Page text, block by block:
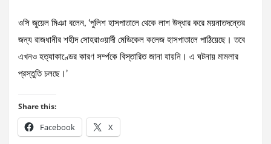
ওসি জুয়েল মিঞা বলেন, ‘পুলিশ হাসপাতালে থেকে লাশ উদ্ধার করে ময়নাতদন্তের
জন্য রাজধানীর শহীদ সোহরাওয়ার্দী মেডিকেল কলেজ হাসপাতালে পাঠিয়েছে। তবে
এখনও হত্যাকাণ্ডের কারণ সর্ম্পকে বিস্তারিত জানা যায়নি। এ ঘটনায় মামলার
প্রস্তুতি চলছে।’
Share this:
Facebook X